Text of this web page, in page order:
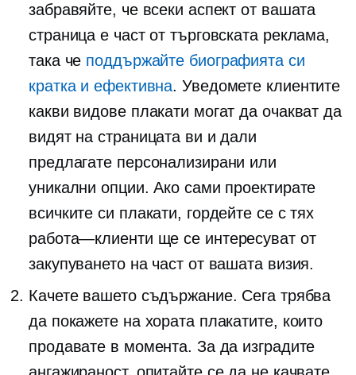
забравяйте, че всеки аспект от вашата
страница е част от търговската реклама,
така че поддържайте биографията си
кратка и ефективна. Уведомете клиентите
какви видове плакати могат да очакват да
видят на страницата ви и дали
предлагате персонализирани или
уникални опции. Ако сами проектирате
всичките си плакати, гордейте се с тях
работа—клиенти ще се интересуват от
закупуването на част от вашата визия.
Качете вашето съдържание. Сега трябва
да покажете на хората плакатите, които
продавате в момента. За да изградите